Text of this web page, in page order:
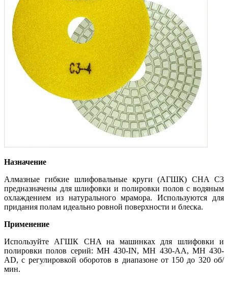
Назначение
Алмазные гибкие шлифовальные круги (АГШК) CHA C3
предназначены для шлифовки и полировки полов с водяным
охлаждением из натурального мрамора. Используются для
придания полам идеально ровной поверхности и блеска.
Применение
Используйте АГШК CHA на машинках для шлифовки и
полировки полов серий: MH 430-IN, MH 430-AA, MH 430-
AD, с регулировкой оборотов в диапазоне от 150 до 320 об/
мин.